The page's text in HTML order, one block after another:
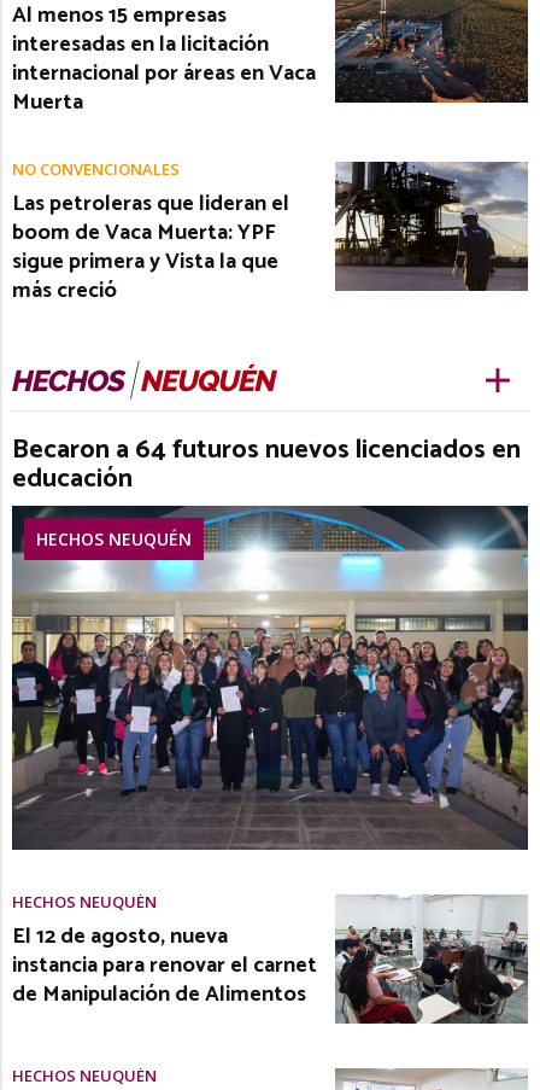
Al menos 15 empresas
interesadas en la licitación
internacional por áreas en Vaca
Muerta
NO CONVENCIONALES
Las petroleras que lideran el
boom de Vaca Muerta: YPF
sigue primera y Vista la que
más creció
Becaron a 64 futuros nuevos licenciados en
educación
HECHOS NEUQUÉN
HECHOS NEUQUÉN
El 12 de agosto, nueva
instancia para renovar el carnet
de Manipulación de Alimentos
HECHOS NEUQUÉN